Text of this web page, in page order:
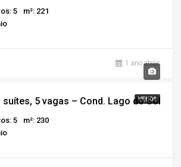
5
m²: 221
1 ano atrás
VENDA
suítes, 5 vagas – Cond. Lago do Sol
5
m²: 230